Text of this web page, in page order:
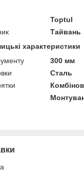
Toptul
Тайвань
характеристики
300 мм
Сталь